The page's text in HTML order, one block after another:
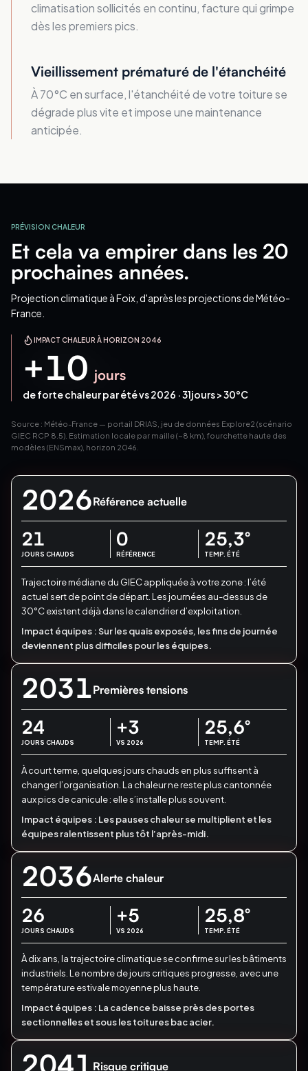
climatisation sollicités en continu, facture qui grimpe
dès les premiers pics.
Vieillissement prématuré de l'étanchéité
À 70°C en surface, l'étanchéité de votre toiture se
dégrade plus vite et impose une maintenance
anticipée.
PRÉVISION CHALEUR
Et cela va empirer dans les 20
prochaines années.
Projection climatique à Foix , d'après les projections de Météo-
France.
IMPACT CHALEUR À HORIZON 2046
+10 jours
de forte chaleur par été vs 2026 ·31jours > 30°C
Source : Météo-France — portail DRIAS, jeu de données Explore2 (scénario
GIEC RCP 8.5). Estimation locale par maille (~8 km), fourchette haute des
modèles (ENSmax), horizon 2046.
2026Référence actuelle
21
JOURS CHAUDS
0
RÉFÉRENCE
25,3°
TEMP. ÉTÉ
Trajectoire médiane du GIEC appliquée à votre zone : l’été
actuel sert de point de départ. Les journées au-dessus de
30°C existent déjà dans le calendrier d’exploitation.
Impact équipes :Sur les quais exposés, les fins de journée
deviennent plus difficiles pour les équipes.
2031Premières tensions
24
JOURS CHAUDS
+3
VS 2026
25,6°
TEMP. ÉTÉ
À court terme, quelques jours chauds en plus suffisent à
changer l’organisation. La chaleur ne reste plus cantonnée
aux pics de canicule : elle s’installe plus souvent.
Impact équipes : Les pauses chaleur se multiplient et les
équipes ralentissent plus tôt l’après-midi.
2036Alerte chaleur
26
JOURS CHAUDS
+5
VS 2026
25,8°
TEMP. ÉTÉ
À dix ans, la trajectoire climatique se confirme sur les bâtiments
industriels. Le nombre de jours critiques progresse, avec une
température estivale moyenne plus haute.
Impact équipes : La cadence baisse près des portes
sectionnelles et sous les toitures bac acier.
2041 Risque critique